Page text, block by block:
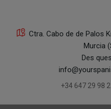
Ctra. Cabo de de Palos
Murcia
Des
+34 647 29 98